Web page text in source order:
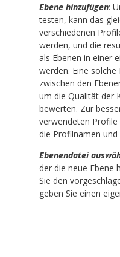
Ebene hinzufügen:
testen, kann das
verschiedenen
werden, und die
als Ebenen in einer
werden. Eine
zwischen den
um die Qualität der
bewerten. Zur
verwendeten
die Profilnamen
Ebenendatei
der die neue Ebene
Sie den
geben Sie einen